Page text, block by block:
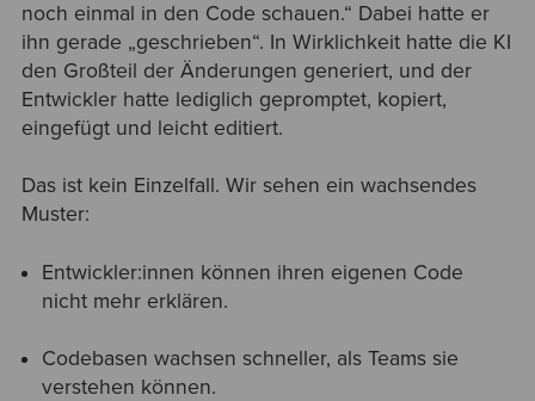
noch einmal in den Code schauen.“ Dabei hatte er
ihn gerade „geschrieben“. In Wirklichkeit hatte die KI
den Großteil der Änderungen generiert, und der
Entwickler hatte lediglich gepromptet, kopiert,
eingefügt und leicht editiert.
Das ist kein Einzelfall. Wir sehen ein wachsendes
Muster:
Entwickler:innen können ihren eigenen Code
nicht mehr erklären.
Codebasen wachsen schneller, als Teams sie
verstehen können.